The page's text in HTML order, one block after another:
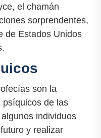
el chamán
sorprendentes,
de Estados Unidos
son la
psíquicos de las
individuos
y realizar